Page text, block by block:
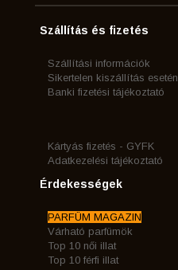
Szállítás és fizetés
Szállítási információk
Sikertelen kiszállítás esetén
Banki fizetési tájékoztató
Kártyás fizetés - GYFK
Adatkezelési tájékoztató
Érdekességek
PARFÜM MAGAZIN
Várható parfümök
Top 10 női illat
Top 10 férfi illat